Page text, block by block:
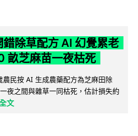
錯除草配方 AI 幻覺累老
畝芝麻苗一夜枯死
農民按 AI 生成農藥配方為芝麻田除
夜之間與雜草一同枯死，估計損失約
文